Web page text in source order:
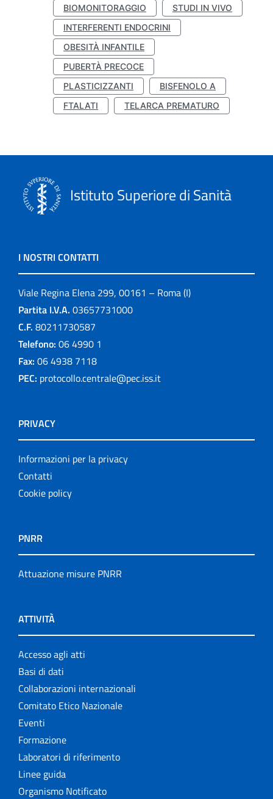
BIOMONITORAGGIO
STUDI IN VIVO
INTERFERENTI ENDOCRINI
OBESITÀ INFANTILE
PUBERTÀ PRECOCE
PLASTICIZZANTI
BISFENOLO A
FTALATI
TELARCA PREMATURO
Istituto Superiore di Sanità
I NOSTRI CONTATTI
Viale Regina Elena 299, 00161 – Roma (I)
Partita I.V.A. 03657731000
C.F. 80211730587
Telefono: 06 4990 1
Fax: 06 4938 7118
PEC: protocollo.centrale@pec.iss.it
PRIVACY
Informazioni per la privacy
Contatti
Cookie policy
PNRR
Attuazione misure PNRR
ATTIVITÀ
Accesso agli atti
Basi di dati
Collaborazioni internazionali
Comitato Etico Nazionale
Eventi
Formazione
Laboratori di riferimento
Linee guida
Organismo Notificato